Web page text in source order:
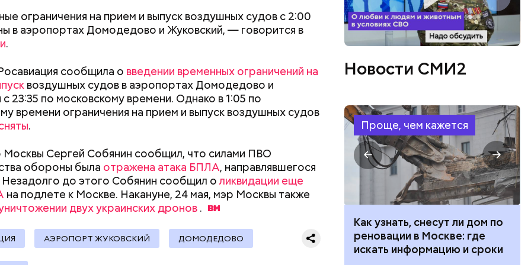
ограничения на прием и выпуск воздушных судов с 2:00
в аэропортах Домодедово и Жуковский, — говорится в
.
сообщила о введении временных ограничений на
воздушных судов в аэропортах Домодедово и
23:35 по московскому времени. Однако в 1:05 по
времени ограничения на прием и выпуск воздушных судов
.
Москвы Сергей Собянин сообщил, что силами ПВО
обороны была отражена атака БПЛА, направлявшегося
Незадолго до этого Собянин сообщил оликвидации еще
на подлете к Москве. Накануне, 24 мая, мэр Москвы также
двух украинских дронов .
АЭРОПОРТ ЖУКОВСКИЙ ДОМОДЕДОВО
распределил между родственниками и собственными
задержали. На первом же допросе он признался,
Новости СМИ2
Проще, чем кажется
не получить штраф
рублей от государства при
трудной ситуации: кто может
Как узнать, снесут ли дом по
реновации в Москве: где
искать информацию и сроки